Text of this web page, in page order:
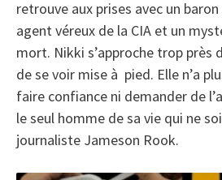
retrouve aux prises avec un
agent véreux de la CIA et un
mort. Nikki s’approche trop près
de se voir mise à pied. Elle n’a
faire confiance ni demander de
le seul homme de sa vie qui ne
journaliste Jameson Rook.